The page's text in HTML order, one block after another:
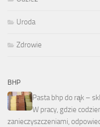
Uroda
Zdrowie
BHP
Pasta bhp do rąk –
W pracy, gdzie
zanieczyszczeniami,